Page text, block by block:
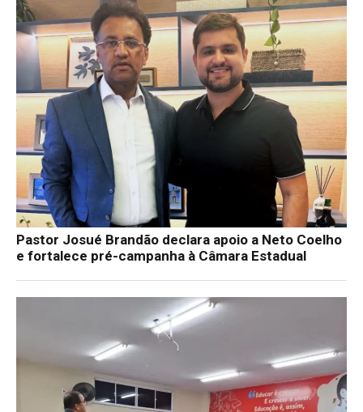
Pastor Josué Brandão declara apoio a Neto Coelho
e fortalece pré-campanha à Câmara Estadual